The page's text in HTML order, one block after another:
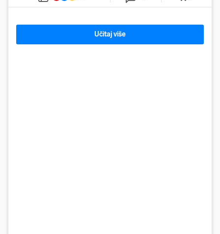
Učitaj više